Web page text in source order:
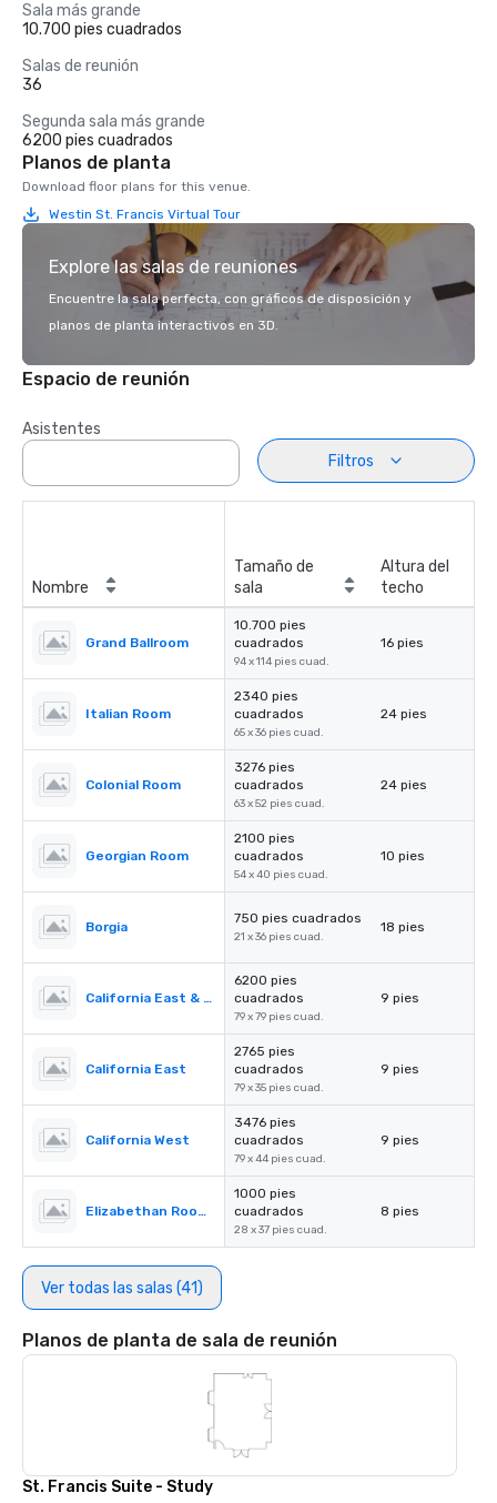
Sala más grande
10.700 pies cuadrados
Salas de reunión
36
Segunda sala más grande
6200 pies cuadrados
Planos de planta
Download floor plans for this venue.
Westin St. Francis Virtual Tour
Explore las salas de reuniones
Encuentre la sala perfecta, con gráficos de disposición y
planos de planta interactivos en 3D.
Espacio de reunión
Asistentes
Filtros
Nombre
Tamaño de
sala
Altura del
techo
Grand Ballroom
10.700 pies
cuadrados
94 x 114 pies cuad.
16 pies
Italian Room
2340 pies
cuadrados
65 x 36 pies cuad.
24 pies
Colonial Room
3276 pies
cuadrados
63 x 52 pies cuad.
24 pies
Georgian Room
2100 pies
cuadrados
54 x 40 pies cuad.
10 pies
Borgia
750 pies cuadrados
21 x 36 pies cuad.
18 pies
California East & West
6200 pies
cuadrados
79 x 79 pies cuad.
9 pies
California East
2765 pies
cuadrados
79 x 35 pies cuad.
9 pies
California West
3476 pies
cuadrados
79 x 44 pies cuad.
9 pies
Elizabethan Room A
1000 pies
cuadrados
28 x 37 pies cuad.
8 pies
Ver todas las salas (41)
Planos de planta de sala de reunión
St. Francis Suite - Study